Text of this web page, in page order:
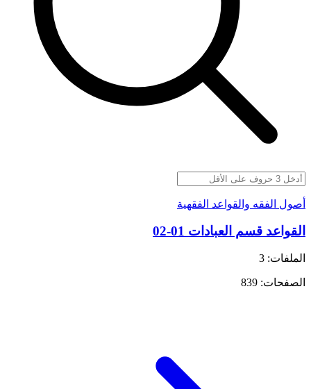
أصول الفقه والقواعد الفقهية
القواعد قسم العبادات 01-02
الملفات: 3
الصفحات: 839